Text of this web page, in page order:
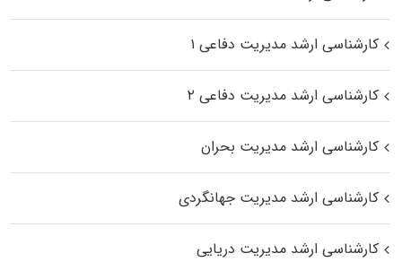
کارشناسی ارشد مدیریت دفاعی ۱
کارشناسی ارشد مدیریت دفاعی ۲
کارشناسی ارشد مدیریت بحران
کارشناسی ارشد مدیریت جهانگردی
کارشناسی ارشد مدیریت دریایی